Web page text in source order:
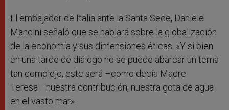
El embajador de Italia ante la Santa Sede, Daniele
Mancini señaló que se hablará sobre la globalización
de la economía y sus dimensiones éticas. «Y si bien
en una tarde de diálogo no se puede abarcar un tema
tan complejo, este será –como decía Madre
Teresa– nuestra contribución, nuestra gota de agua
en el vasto mar».